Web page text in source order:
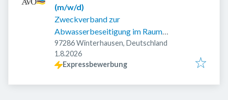
(m/w/d)
Zweckverband zur
Abwasserbeseitigung im Raum
Ochsenfurt
97286 Winterhausen, Deutschland
Veröffentlicht
1.8.2026
Expressbewerbung